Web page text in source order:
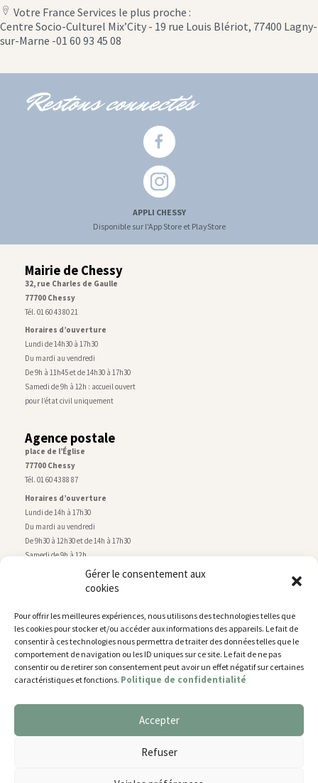
Gérer le consentement aux
cookies
Pour offrir les meilleures expériences, nous utilisons des technologies telles que
les cookies pour stocker et/ou accéder aux informations des appareils. Le fait de
consentir à ces technologies nous permettra de traiter des données telles que le
comportement de navigation ou les ID uniques sur ce site. Le fait de ne pas
consentir ou de retirer son consentement peut avoir un effet négatif sur certaines
caractéristiques et fonctions. Politique de confidentialité
Accepter
Refuser
location
icon
Votre France Services le plus proche :
Centre Socio-Culturel Mix’City - 19 rue Louis Blériot, 77400 Lagny-
sur-Marne -01 60 93 45 08
Restons connectés
APPLI CHESSY
Disponible sur l'App Store et PlayStore
Mairie de Chessy
32, rue Charles de Gaulle
77700 Chessy
Tél. 01 60 43 80 21
Horaires d’ouverture
Lundi de 14h30 à 17h30
Du mardi au vendredi
De 9h à 11h45 et de 14h30 à 17h30
Samedi de 9h à 12h : accueil ouvert
pour l’état civil uniquement
Agence postale
place de l’Église
77700 Chessy
Tél. 01 60 43 88 87
Horaires d’ouverture
Lundi de 14h à 17h30
Du mardi au vendredi
De 9h30 à 12h30 et de 14h à 17h30
Samedi de 9h à 12h
Service technique
rue de Montry–77700 Chessy
Tél. 01 60 43 52 63
Horaires d’ouverture
Lundi, mardi et jeudi
De 9h à 11h45 et de 14h30 à 17h30
Nous utilisons des cookies pour vous offrir la meilleure
You can find out more about which cookies we are using or